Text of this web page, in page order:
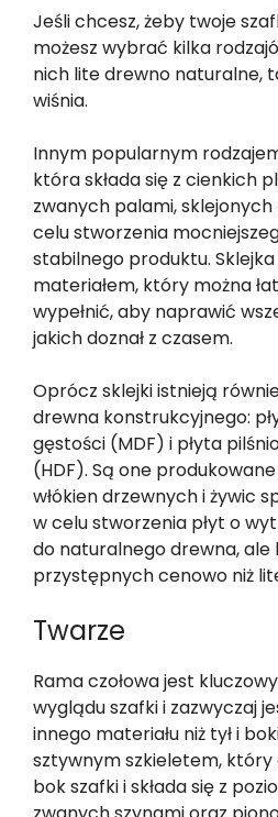
Jeśli chcesz, żeby twoje
możesz wybrać kilka
nich lite drewno naturalne,
wiśnia.
Innym popularnym
która składa się z cienkich
zwanych palami,
celu stworzenia
stabilnego produktu.
materiałem, który można
wypełnić, aby naprawić
jakich doznał z czasem.
Oprócz sklejki istnieją
drewna konstrukcyjnego:
gęstości (MDF) i płyta
(HDF). Są one
włókien drzewnych i żywic
w celu stworzenia płyt o
do naturalnego drewna, ale
przystępnych cenowo niż
Twarze
Rama czołowa jest
wyglądu szafki i zazwyczaj
innego materiału niż tył i
sztywnym szkieletem, który
bok szafki i składa się z